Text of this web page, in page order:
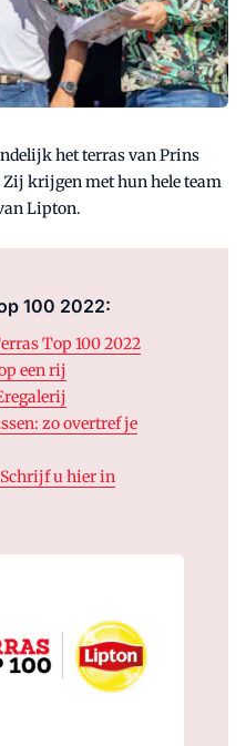
het terras van Prins
krijgen met hun hele team
Lipton.
100 2022:
Top 100 2022
een rij
zo overtref je
Schrijf u hier in